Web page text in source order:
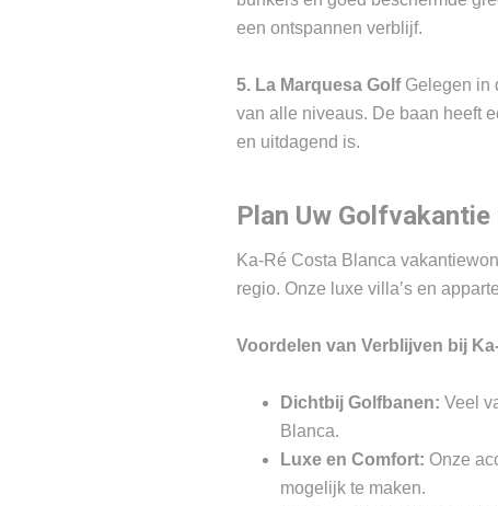
een ontspannen verblijf.
5. La Marquesa GolfGelegen in
van alle niveaus. De baan heeft
en uitdagend is.
Plan Uw Golfvakantie
Ka-Ré Costa Blanca
regio. Onze luxe villa’s en
Voordelen van Verblijven bij
Dichtbij Golfbanen: Veel
Blanca.
Luxe en Comfort: Onze
mogelijk te maken.